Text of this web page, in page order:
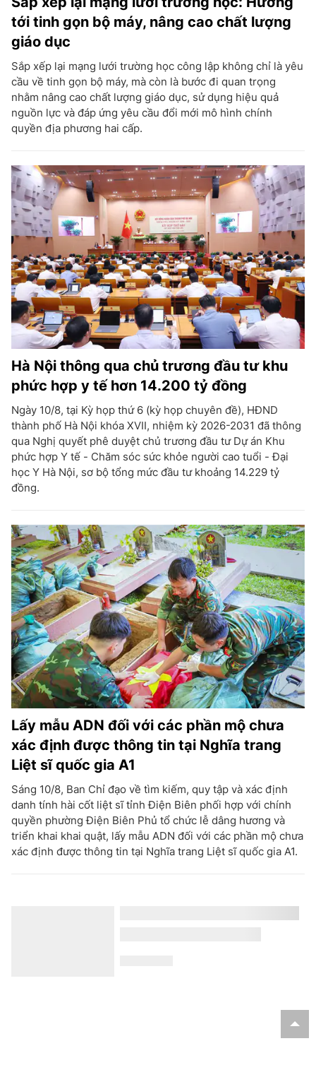
tới tinh gọn bộ máy, nâng cao chất lượng
giáo dục
Sắp xếp lại mạng lưới trường học công lập không chỉ là yêu
cầu về tinh gọn bộ máy, mà còn là bước đi quan trọng
nhằm nâng cao chất lượng giáo dục, sử dụng hiệu quả
nguồn lực và đáp ứng yêu cầu đổi mới mô hình chính
quyền địa phương hai cấp.
Hà Nội thông qua chủ trương đầu tư khu
phức hợp y tế hơn 14.200 tỷ đồng
Ngày 10/8, tại Kỳ họp thứ 6 (kỳ họp chuyên đề), HĐND
thành phố Hà Nội khóa XVII, nhiệm kỳ 2026-2031 đã thông
qua Nghị quyết phê duyệt chủ trương đầu tư Dự án Khu
phức hợp Y tế - Chăm sóc sức khỏe người cao tuổi - Đại
học Y Hà Nội, sơ bộ tổng mức đầu tư khoảng 14.229 tỷ
đồng.
Lấy mẫu ADN đối với các phần mộ chưa
xác định được thông tin tại Nghĩa trang
Liệt sĩ quốc gia A1
Sáng 10/8, Ban Chỉ đạo về tìm kiếm, quy tập và xác định
danh tính hài cốt liệt sĩ tỉnh Điện Biên phối hợp với chính
quyền phường Điện Biên Phủ tổ chức lễ dâng hương và
triển khai khai quật, lấy mẫu ADN đối với các phần mộ chưa
xác định được thông tin tại Nghĩa trang Liệt sĩ quốc gia A1.